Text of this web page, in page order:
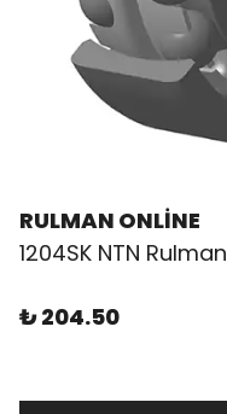
RULMAN ONLİNE
1204SK NTN Rulman
₺ 204.50